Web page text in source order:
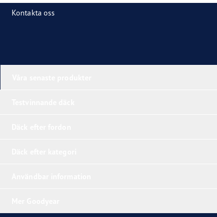
Kontakta oss